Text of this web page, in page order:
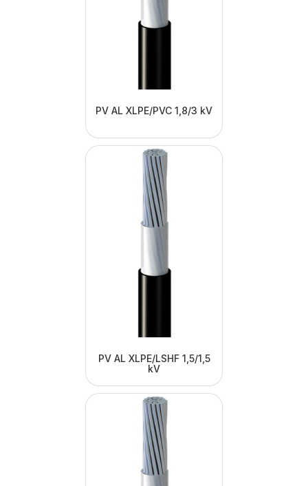
PV AL XLPE/PVC 1,8/3 kV
PV AL XLPE/LSHF 1,5/1,5
kV